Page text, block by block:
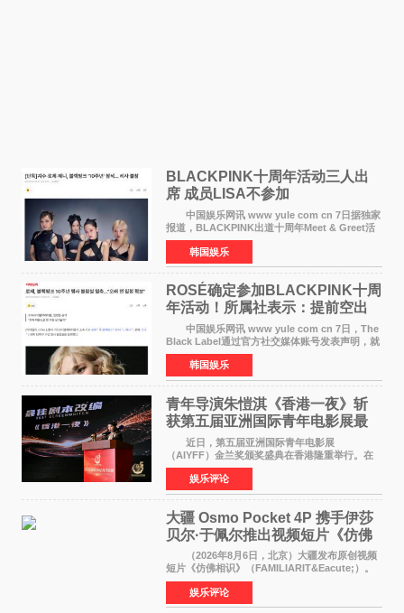
BLACKPINK十周年活动三人出
席 成员LISA不参加
中国娱乐网讯 www yule com cn 7日据独家
报道，BLACKPINK出道十周年Meet & Greet活
动将由智秀、ROS&Eacute;、JENNIE出席，
LISA将缺席。 此前BLACKPINK所属社YG并
未为组合出道十周年做
韩国娱乐
ROSÉ确定参加BLACKPINK十周
年活动！所属社表示：提前空出
了时间
中国娱乐网讯 www yule com cn 7日，The
Black Label通过官方社交媒体账号发表声明，就
近期网络上关于ROS&Eacute;个人行程及是否参
加BLACKPINK出道纪念活动的种种猜测作出正
式回应。 Th
韩国娱乐
青年导演朱愷淇《香港一夜》斩
获第五届亚洲国际青年电影展最
佳剧本改编奖
近日，第五届亚洲国际青年电影展
（AIYFF）金兰奖颁奖盛典在香港隆重举行。在
这场汇聚数百位海内外电影人、文化界人士及媒
体代表的亚洲青年影视盛会上，香港本土电影
《香港一夜》（Dawn in Ho
娱乐评论
大疆 Osmo Pocket 4P 携手伊莎
贝尔·于佩尔推出视频短片《仿佛
相识》
（2026年8月6日，北京）大疆发布原创视频
短片《仿佛相识》（FAMILIARIT&Eacute;）。
视频短片由戛纳国际电影节最佳女演员伊莎贝尔·
于佩尔（Isabelle Huppert）主演，全程使用大
疆首款双主摄口
娱乐评论